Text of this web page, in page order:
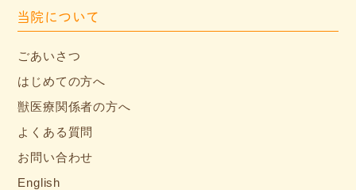
当院について
ごあいさつ
はじめての方へ
獣医療関係者の方へ
よくある質問
お問い合わせ
English